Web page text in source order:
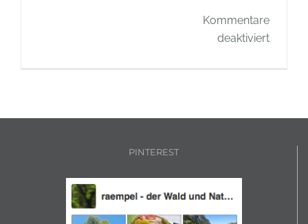
Kommentare
deaktiviertfür
PINTEREST